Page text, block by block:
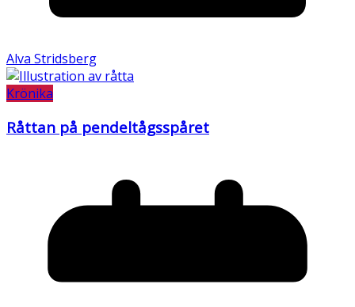
Alva Stridsberg
Krönika
Råttan på pendeltågsspåret